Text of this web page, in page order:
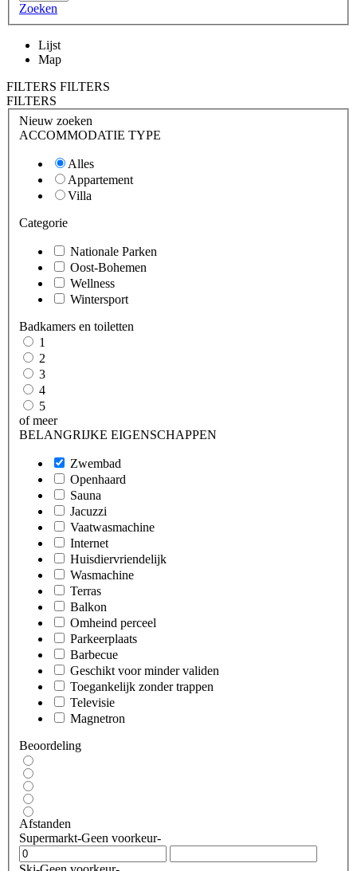
Zoeken
Lijst
Map
FILTERS FILTERS
FILTERS
Nieuw zoeken
ACCOMMODATIE TYPE
Alles
Appartement
Villa
Categorie
Nationale Parken
Oost-Bohemen
Wellness
Wintersport
Badkamers en toiletten
1
2
3
4
5
of meer
BELANGRIJKE EIGENSCHAPPEN
Zwembad
Openhaard
Sauna
Jacuzzi
Vaatwasmachine
Internet
Huisdiervriendelijk
Wasmachine
Terras
Balkon
Omheind perceel
Parkeerplaats
Barbecue
Geschikt voor minder validen
Toegankelijk zonder trappen
Televisie
Magnetron
Beoordeling
Afstanden
Supermarkt-Geen voorkeur-